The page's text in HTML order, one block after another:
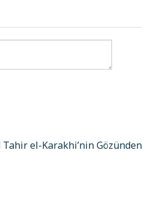
el-Karakhi’nin Gözünden